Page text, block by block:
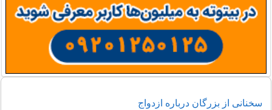
سخنانی از بزرگان درباره ازدواج